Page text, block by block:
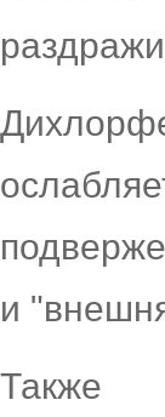
и
Также